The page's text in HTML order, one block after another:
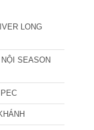
LONG
SEASON